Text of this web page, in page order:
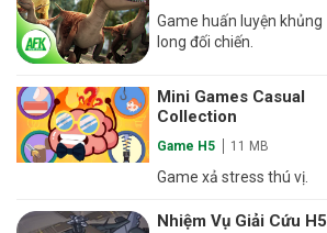
Game huấn luyện khủng
long đối chiến.
Mini Games Casual
Collection
Game H5 11 MB
Game xả stress thú vị.
Nhiệm Vụ Giải Cứu H5